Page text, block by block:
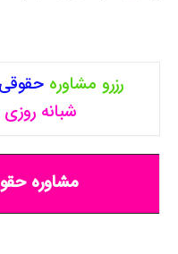
رزرو مشاوره حقوقی
شبانه روزی
مشاوره